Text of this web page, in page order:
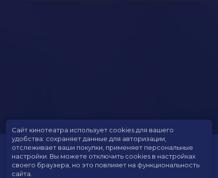
Сайт кинотеатра использует cookies для вашего
удобства: сохраняет данные для авторизации,
отслеживает ваши покупки, применяет персональные
настройки. Вы можете отключить cookies в настройках
своего браузера, но это повлияет на функциональность
сайта.